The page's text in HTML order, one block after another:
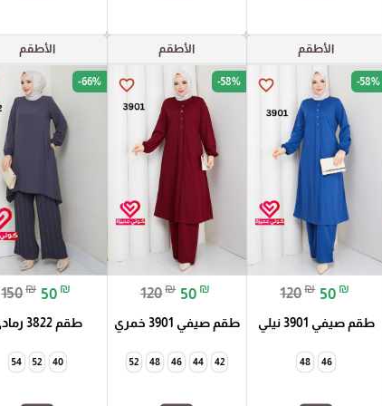
الأطقم
favorite_border -58%
120₪ 50 ₪
طقم صيفي 3901 نيلي
46
48
الأطقم
favorite_border -58%
120₪ 50 ₪
طقم صيفي 3901 خمري
42
44
46
48
52
الأطقم
-66%
150₪ 50 ₪
طقم 3822 رمادي
40
52
54